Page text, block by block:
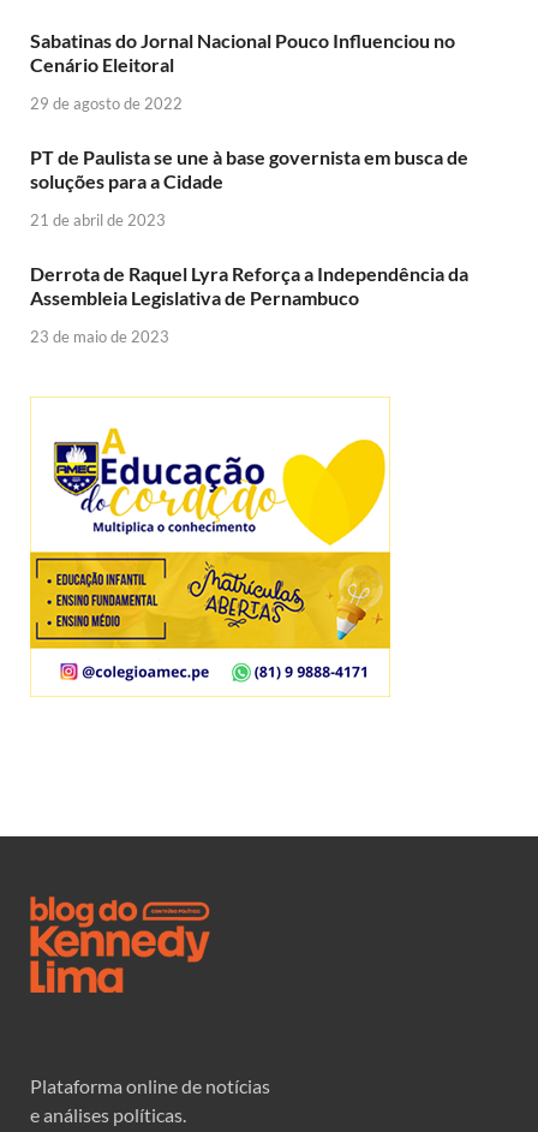
Sabatinas do Jornal Nacional Pouco Influenciou no
Cenário Eleitoral
29 de agosto de 2022
PT de Paulista se une à base governista em busca de
soluções para a Cidade
21 de abril de 2023
Derrota de Raquel Lyra Reforça a Independência da
Assembleia Legislativa de Pernambuco
23 de maio de 2023
Plataforma online de notícias
e análises políticas.